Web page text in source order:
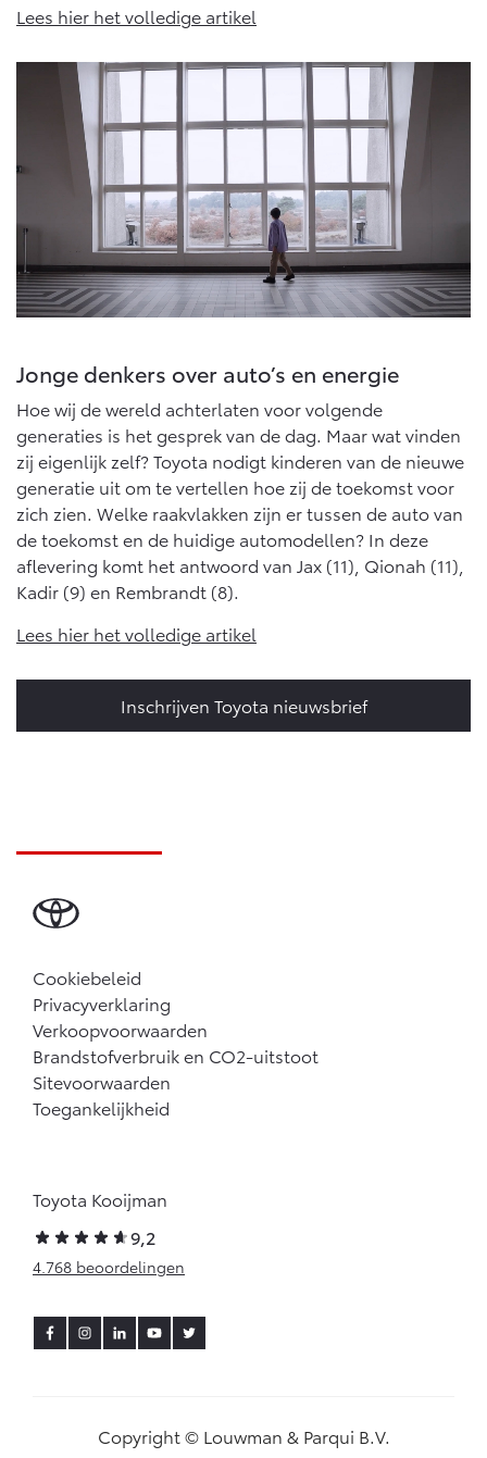
Proace (excl. BTW)
OOK ALS BATTERIJ-
ELEKTRISCH
Vanaf € 37.500,-
Proace Verso
BATTERIJ-ELEKTRISCH
Vanaf € 55.950,-
ELEKTRISCH
Vanaf € 46.301,-
ELEKTRISCH
Vanaf € 56.570,-
Land Cruiser (excl. BTW)
Lees hier het volledige artikel
Jonge denkers over auto’s en energie
Hoe wij de wereld achterlaten voor volgende
generaties is het gesprek van de dag. Maar wat vinden
zij eigenlijk zelf? Toyota nodigt kinderen van de nieuwe
generatie uit om te vertellen hoe zij de toekomst voor
zich zien. Welke raakvlakken zijn er tussen de auto van
de toekomst en de huidige automodellen? In deze
aflevering komt het antwoord van Jax (11), Qionah (11),
Kadir (9) en Rembrandt (8).
Lees hier het volledige artikel
Inschrijven Toyota nieuwsbrief
Cookiebeleid
Privacyverklaring
Verkoopvoorwaarden
Brandstofverbruik en CO2-uitstoot
Sitevoorwaarden
Toegankelijkheid
Toyota Kooijman
9,2
4.768 beoordelingen
Copyright © Louwman & Parqui B.V.